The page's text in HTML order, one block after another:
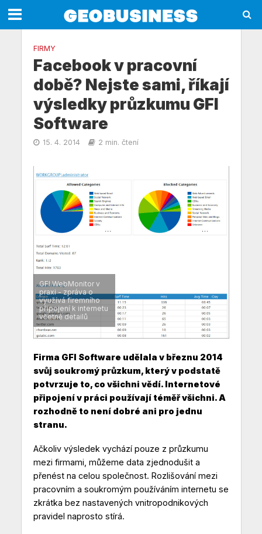
FIRMY
Facebook v pracovní
době? Nejste sami, říkají
výsledky průzkumu GFI
Software
15. 4. 2014 2 min. čtení
GFI WebMonitor v
praxi - zpráva o
využívá firemního
připojení k internetu
včetně detailů
Firma GFI Software udělala v březnu 2014
svůj soukromý průzkum, který v podstatě
potvrzuje to, co všichni vědí. Internetové
připojení v práci používají téměř všichni. A
rozhodně to není dobré ani pro jednu
stranu.
Ačkoliv výsledek vychází pouze z průzkumu
mezi firmami, můžeme data zjednodušit a
přenést na celou společnost. Rozlišování mezi
pracovním a soukromým používáním internetu se
zkrátka bez nastavených vnitropodnikových
pravidel naprosto stírá.